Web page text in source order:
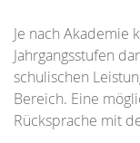
Je nach Akademie
Jahrgangsstufen
schulischen
Bereich. Eine
Rücksprache mit